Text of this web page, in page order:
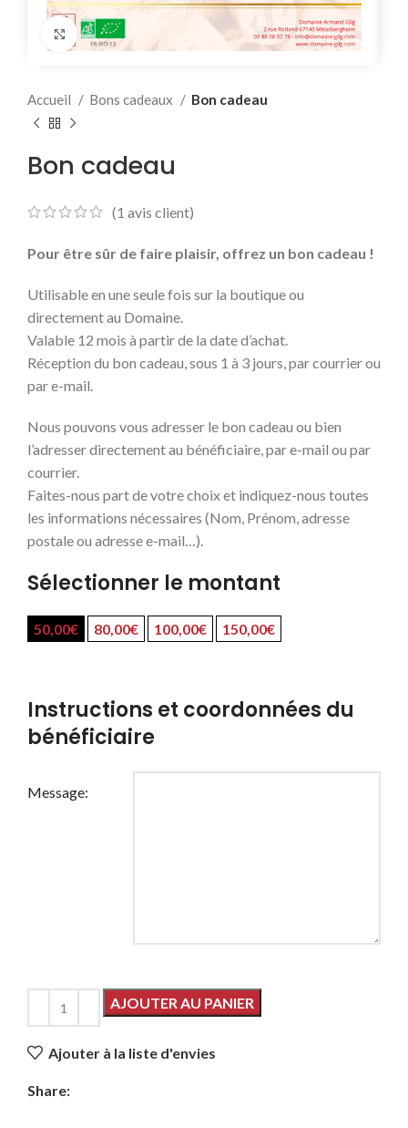
Click to enlarge
Accueil Bons cadeaux Bon cadeau
Bon cadeau
(1 avis client)
Pour être sûr de faire plaisir, offrez un bon cadeau !
Utilisable en une seule fois sur la boutique ou
directement au Domaine.
Valable 12 mois à partir de la date d’achat.
Réception du bon cadeau, sous 1 à 3 jours, par courrier ou
par e-mail.
Nous pouvons vous adresser le bon cadeau ou bien
l’adresser directement au bénéficiaire, par e-mail ou par
courrier.
Faites-nous part de votre choix et indiquez-nous toutes
les informations nécessaires (Nom, Prénom, adresse
postale ou adresse e-mail…).
Sélectionner le montant
50,00€ 80,00€ 100,00€ 150,00€
Instructions et coordonnées du
bénéficiaire
Message:
AJOUTER AU PANIER
Ajouter à la liste d'envies
Share: